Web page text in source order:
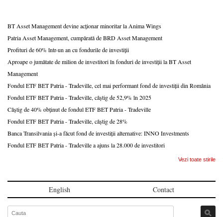
BT Asset Management devine acționar minoritar la Anima Wings
Patria Asset Management, cumpărată de BRD Asset Management
Profituri de 60% într-un an cu fondurile de investiții
Aproape o jumătate de milion de investitori în fonduri de investiții la BT Asset
Management
Fondul ETF BET Patria - Tradeville, cel mai performant fond de investiții din România
Fondul ETF BET Patria - Tradeville, câștig de 52,9% în 2025
Câștig de 40% obținut de fondul ETF BET Patria - Tradeville
Fondul ETF BET Patria - Tradeville, câștig de 28%
Banca Transilvania și-a făcut fond de investiții alternative: INNO Investments
Fondul ETF BET Patria - Tradeville a ajuns la 28.000 de investitori
Vezi toate stirile
English Contact